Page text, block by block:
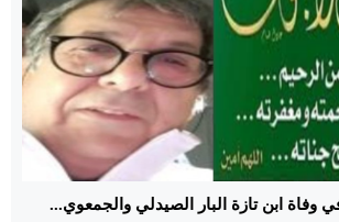
وفاة ابن تازة البار الصيدلي والجمعوي...